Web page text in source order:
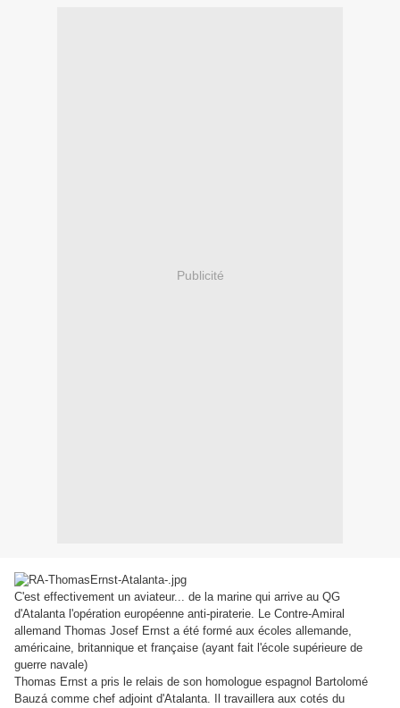
Publicité
C'est effectivement un aviateur... de la marine qui arrive au QG
d'Atalanta l'opération européenne anti-piraterie. Le Contre-Amiral
allemand Thomas Josef Ernst a été formé aux écoles allemande,
américaine, britannique et française (ayant fait l'école supérieure de
guerre navale)
Thomas Ernst a pris le relais de son homologue espagnol Bartolomé
Bauzá comme chef adjoint d'Atalanta. Il travaillera aux cotés du